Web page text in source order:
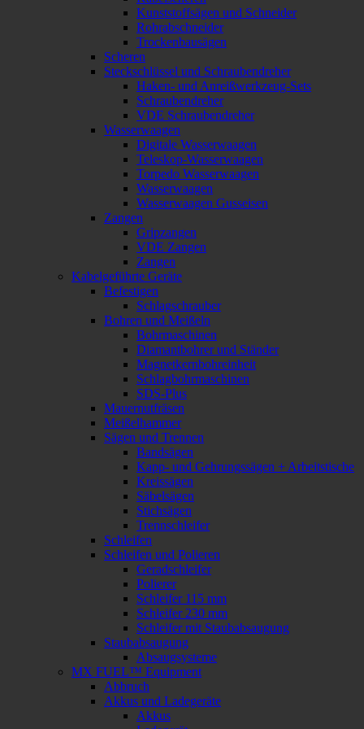
Kunststoffsägen und Schneider
Rohrabschneider
Trockenbausägen
Scheren
Steckschlüssel und Schraubendreher
Haken- und Anreißwerkzeug-Sets
Schraubendreher
VDE Schraubendreher
Wasserwaagen
Digitale Wasserwaagen
Teleskop-Wasserwaagen
Torpedo Wasserwaagen
Wasserwaagen
Wasserwaagen Gusseisen
Zangen
Gripzangen
VDE Zangen
Zangen
Kabelgeführte Geräte
Befestigen
Schlagschrauber
Bohren und Meißeln
Bohrmaschinen
Diamantbohrer und Ständer
Magnetkernbohreinheit
Schlagbohrmaschinen
SDS-Plus
Mauernutfräsen
Meißelhammer
Sägen und Trennen
Bandsägen
Kapp- und Gehrungssägen + Arbeitstische
Kreissägen
Säbelsägen
Stichsägen
Trennschleifer
Schleifen
Schleifen und Polieren
Geradschleifer
Polierer
Schleifer 115 mm
Schleifer 230 mm
Schleifer mit Staubabsaugung
Staubabsaugung
Absaugsysteme
MX FUEL™ Equipment
Abbruch
Akkus und Ladegeräte
Akkus